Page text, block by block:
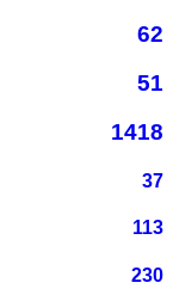
62
51
1418
37
113
230